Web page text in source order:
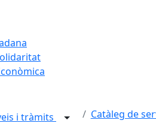
i tràmits Catàleg de